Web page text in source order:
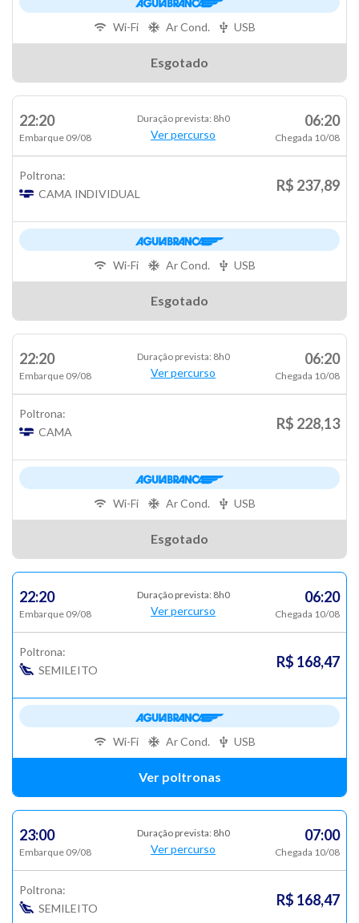
Esgotado
Wi-Fi Ar Cond. USB
22:20
Embarque 09/08
Duração prevista: 8h0
Ver percurso
06:20
Chegada 10/08
Poltrona:
CAMA INDIVIDUAL
R$ 237,89
Esgotado
Wi-Fi Ar Cond. USB
22:20
Embarque 09/08
Duração prevista: 8h0
Ver percurso
06:20
Chegada 10/08
Poltrona:
CAMA
R$ 228,13
Esgotado
Wi-Fi Ar Cond. USB
22:20
Embarque 09/08
Duração prevista: 8h0
Ver percurso
06:20
Chegada 10/08
Poltrona:
SEMILEITO
R$ 168,47
Ver poltronas
Wi-Fi Ar Cond. USB
23:00
Embarque 09/08
Duração prevista: 8h0
Ver percurso
07:00
Chegada 10/08
Poltrona:
SEMILEITO
R$ 168,47